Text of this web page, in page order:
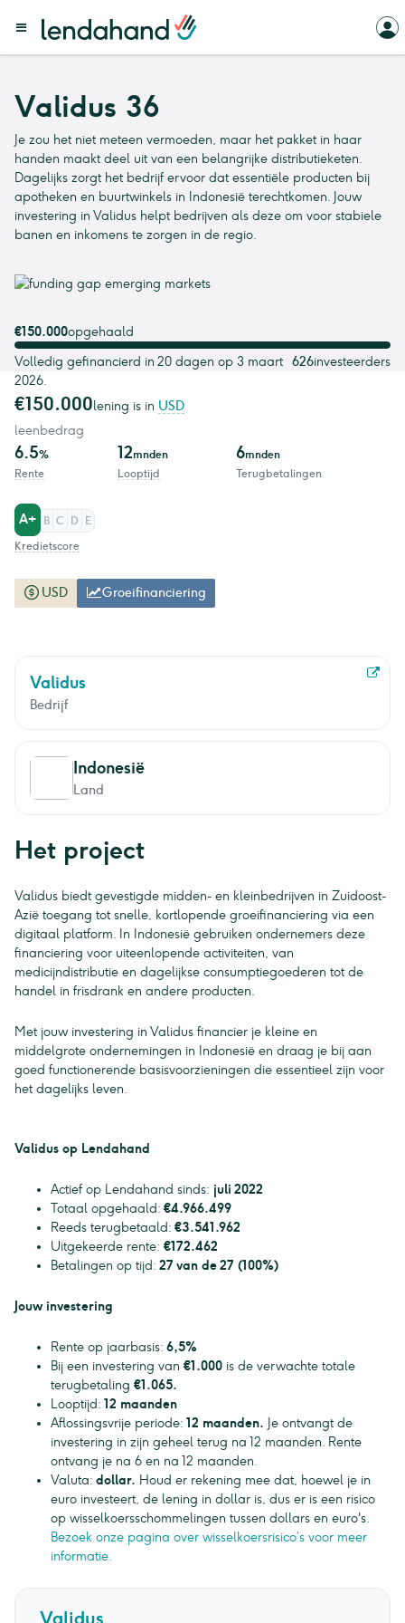
Validus 36
Je zou het niet meteen vermoeden, maar het pakket in haar
handen maakt deel uit van een belangrijke distributieketen.
Dagelijks zorgt het bedrijf ervoor dat essentiële producten bij
apotheken en buurtwinkels in Indonesië terechtkomen. Jouw
investering in Validus helpt bedrijven als deze om voor stabiele
banen en inkomens te zorgen in de regio.
Validus
Bedrijf
Indonesië
Land
Het project
Validus biedt gevestigde midden- en kleinbedrijven in Zuidoost-
Azië toegang tot snelle, kortlopende groeifinanciering via een
digitaal platform. In Indonesië gebruiken ondernemers deze
financiering voor uiteenlopende activiteiten, van
medicijndistributie en dagelijkse consumptiegoederen tot de
handel in frisdrank en andere producten.
Met jouw investering in Validus financier je kleine en
middelgrote ondernemingen in Indonesië en draag je bij aan
goed functionerende basisvoorzieningen die essentieel zijn voor
het dagelijks leven.
Validus op Lendahand
Actief op Lendahand sinds: juli 2022
Totaal opgehaald: €4.966.499
Reeds terugbetaald: €3.541.962
Uitgekeerde rente: €172.462
Betalingen op tijd: 27 van de 27 (100%)
Jouw investering
Rente op jaarbasis: 6,5%
Bij een investering van €1.000 is de verwachte totale
terugbetaling €1.065.
Looptijd: 12 maanden
Aflossingsvrije periode: 12 maanden. Je ontvangt de
investering in zijn geheel terug na 12 maanden. Rente
ontvang je na 6 en na 12 maanden.
Valuta: dollar. Houd er rekening mee dat, hoewel je in
euro investeert, de lening in dollar is, dus er is een risico
op wisselkoersschommelingen tussen dollars en euro's.
Bezoek onze pagina over wisselkoersrisico’s voor meer
informatie.
Validus
€150.000opgehaald
Volledig gefinancierd in 20 dagen op 3 maart
2026.
626investeerders
€150.000lening is in USD
leenbedrag
6.5%
Rente
12mnden
Looptijd
6mnden
Terugbetalingen
A+ B C D
E
Kredietscore
USD Groeifinanciering